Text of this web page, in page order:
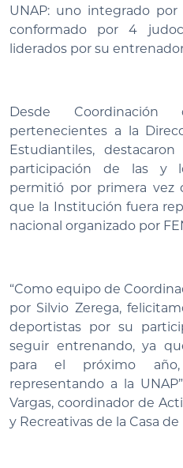
UNAP: uno integrado
conformado por 4
liderados por su
Desde
pertenecientes a la
Estudiantiles,
participación de las y
permitió por primera vez
que la Institución fuera
nacional organizado por
“Como equipo de
por Silvio Zerega,
deportistas por su
seguir entrenando, ya
para el próximo
representando a la
Vargas, coordinador de
y Recreativas de la Casa